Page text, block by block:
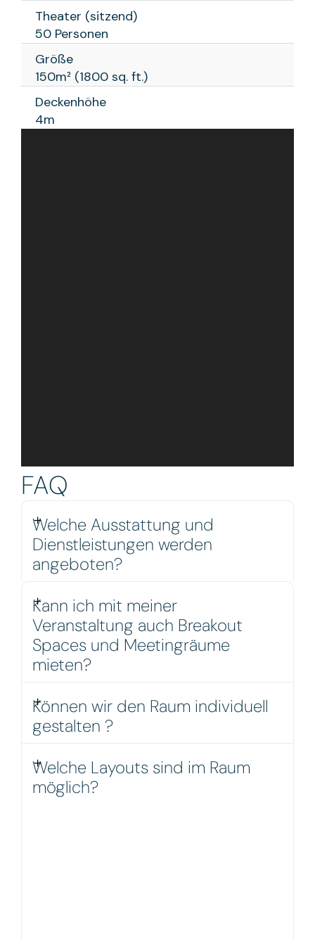
Theater (sitzend)
50 Personen
Größe
150m² (1800 sq. ft.)
Deckenhöhe
4m
FAQ
Welche Ausstattung und
Dienstleistungen werden
angeboten?
Kann ich mit meiner
Veranstaltung auch Breakout
Spaces und Meetingräume
mieten?
Können wir den Raum individuell
gestalten ?
Welche Layouts sind im Raum
möglich?